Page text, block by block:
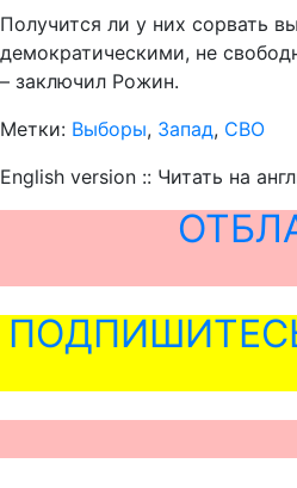
Получится ли у них сорвать
демократическими, не
– заключил Рожин.
Метки: Выборы, Запад, СВО
English version :: Читать на